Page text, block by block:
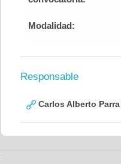
Modalidad:
Responsable
Carlos Alberto